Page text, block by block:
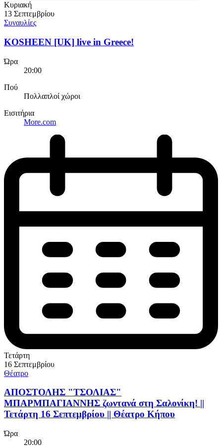
Κυριακή
13 Σεπτεμβρίου
Συναυλίες
KOSHEEN [UK] live in Greece!
Ώρα
20:00
Πού
Πολλαπλοί χώροι
Εισιτήρια
More.com
Τετάρτη
16 Σεπτεμβρίου
Θέατρο
ΑΠΟΣΤΟΛΗΣ "ΤΣΟΛΙΑΣ"
ΜΠΑΡΜΠΑΓΙΑΝΝΗΣ ζωντανά στη Σαλονίκη! ||
Τετάρτη 16 Σεπτεμβρίου || Θέατρο Κήπου
Ώρα
20:00